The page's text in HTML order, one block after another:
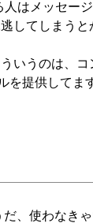
はメッセー
してしまうと
いうのは、コ
提供してま
、使わなきゃ